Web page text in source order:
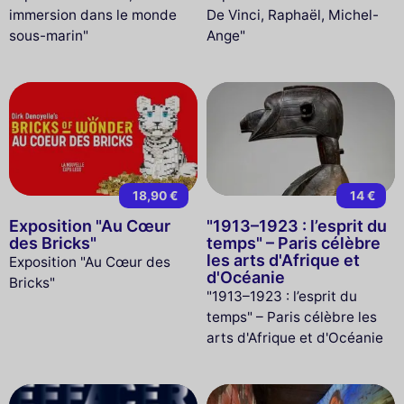
immersion dans le monde
sous-marin"
De Vinci, Raphaël, Michel-
Ange"
18,90 €
Exposition "Au Cœur
des Bricks"
Exposition "Au Cœur des
Bricks"
14 €
"1913–1923 : l’esprit du
temps" – Paris célèbre
les arts d'Afrique et
d'Océanie
"1913–1923 : l’esprit du
temps" – Paris célèbre les
arts d'Afrique et d'Océanie